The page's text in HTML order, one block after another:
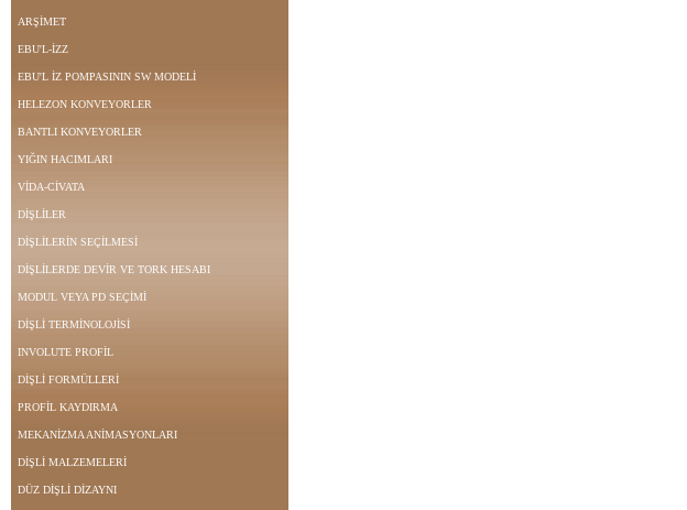
ARŞİMET
EBU'L-İZZ
EBU'L İZ POMPASININ SW MODELİ
HELEZON KONVEYORLER
BANTLI KONVEYORLER
YIĞIN HACIMLARI
VİDA-CİVATA
DİŞLİLER
DİŞLİLERİN SEÇİLMESİ
DİŞLİLERDE DEVİR VE TORK HESABI
MODUL VEYA PD SEÇİMİ
DİŞLİ TERMİNOLOJİSİ
INVOLUTE PROFİL
DİŞLİ FORMÜLLERİ
PROFİL KAYDIRMA
MEKANİZMA ANİMASYONLARI
DİŞLİ MALZEMELERİ
DÜZ DİŞLİ DİZAYNI